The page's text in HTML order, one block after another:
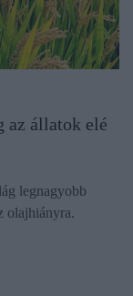
az állatok elé
legnagyobb
olajhiányra.